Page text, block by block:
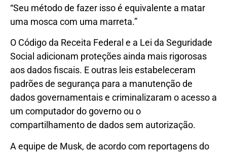
“Seu método de fazer isso é equivalente a matar
uma mosca com uma marreta.”
O Código da Receita Federal e a Lei da Seguridade
Social adicionam proteções ainda mais rigorosas
aos dados fiscais. E outras leis estabeleceram
padrões de segurança para a manutenção de
dados governamentais e criminalizaram o acesso a
um computador do governo ou o
compartilhamento de dados sem autorização.
A equipe de Musk, de acordo com reportagens do